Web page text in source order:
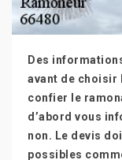
Des
avant de choisir
confier le
d’abord vous
non. Le devis
possibles